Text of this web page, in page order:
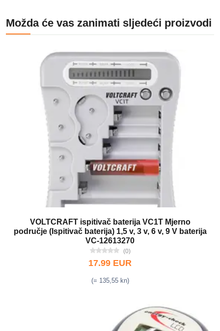
Možda će vas zanimati sljedeći proizvodi
VOLTCRAFT ispitivač baterija VC1T Mjerno
područje (Ispitivač baterija) 1,5 v, 3 v, 6 v, 9 V baterija
VC-12613270
(0)
17.99 EUR
(= 135,55 kn)